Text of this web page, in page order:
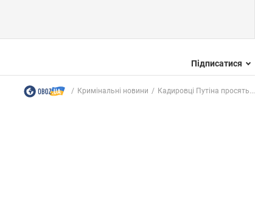
Підписатися
Кримінальні новини Кадировці Путіна просять...